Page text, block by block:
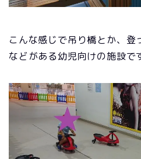
こんな感じで吊り橋とか、登
などがある幼児向けの施設で